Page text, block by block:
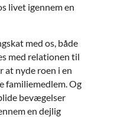
livet igennem en
med os, både
med relationen til
at nyde roen i en
familiemedlem. Og
bevægelser
en dejlig